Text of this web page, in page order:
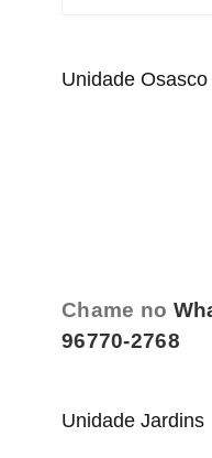
Unidade Osasco
Chame no
96770-2768
Unidade Jardins